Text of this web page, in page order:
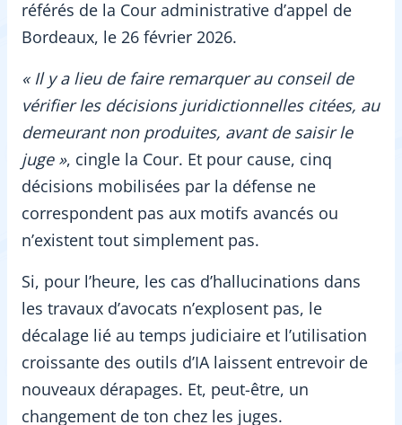
référés de la Cour administrative d’appel de
Bordeaux, le 26 février 2026.
« Il y a lieu de faire remarquer au conseil de
vérifier les décisions juridictionnelles citées, au
demeurant non produites, avant de saisir le
juge », cingle la Cour. Et pour cause, cinq
décisions mobilisées par la défense ne
correspondent pas aux motifs avancés ou
n’existent tout simplement pas.
Si, pour l’heure, les cas d’hallucinations dans
les travaux d’avocats n’explosent pas, le
décalage lié au temps judiciaire et l’utilisation
croissante des outils d’IA laissent entrevoir de
nouveaux dérapages. Et, peut-être, un
changement de ton chez les juges.